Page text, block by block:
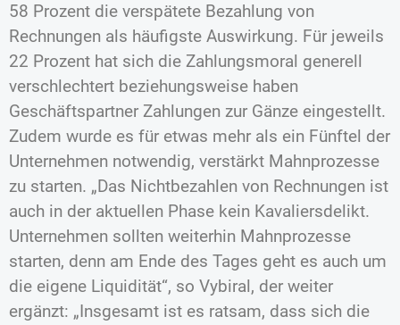
58 Prozent die verspätete Bezahlung von
Rechnungen als häufigste Auswirkung. Für jeweils
22 Prozent hat sich die Zahlungsmoral generell
verschlechtert beziehungsweise haben
Geschäftspartner Zahlungen zur Gänze eingestellt.
Zudem wurde es für etwas mehr als ein Fünftel der
Unternehmen notwendig, verstärkt Mahnprozesse
zu starten. „Das Nichtbezahlen von Rechnungen ist
auch in der aktuellen Phase kein Kavaliersdelikt.
Unternehmen sollten weiterhin Mahnprozesse
starten, denn am Ende des Tages geht es auch um
die eigene Liquidität“, so Vybiral, der weiter
ergänzt: „Insgesamt ist es ratsam, dass sich die